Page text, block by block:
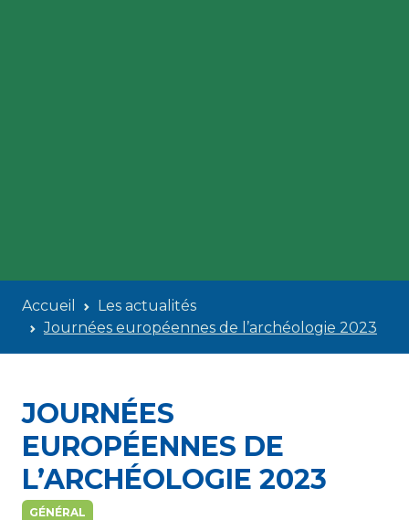
Accueil
Les actualités
Journées européennes de l’archéologie 2023
JOURNÉES
EUROPÉENNES DE
L’ARCHÉOLOGIE 2023
GÉNÉRAL